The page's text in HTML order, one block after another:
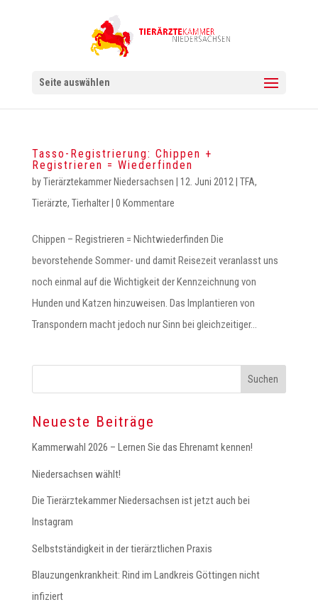
Seite auswählen
Tasso-Registrierung: Chippen +
Registrieren = Wiederfinden
byTierärztekammer Niedersachsen 12. Juni 2012 TFA,
Tierärzte, Tierhalter| 0 Kommentare
Chippen – Registrieren = Nichtwiederfinden Die
bevorstehende Sommer- und damit Reisezeit veranlasst uns
noch einmal auf die Wichtigkeit der Kennzeichnung von
Hunden und Katzen hinzuweisen. Das Implantieren von
Transpondern macht jedoch nur Sinn bei gleichzeitiger...
Neueste Beiträge
Kammerwahl 2026 – Lernen Sie das Ehrenamt kennen!
Niedersachsen wählt!
Die Tierärztekammer Niedersachsen ist jetzt auch bei
Instagram
Selbstständigkeit in der tierärztlichen Praxis
Blauzungenkrankheit: Rind im Landkreis Göttingen nicht
infiziert